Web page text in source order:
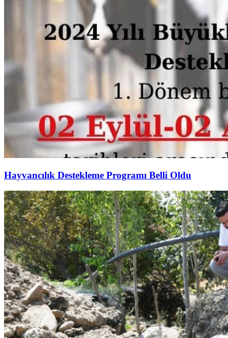
Hayvancılık Destekleme Programı Belli Oldu